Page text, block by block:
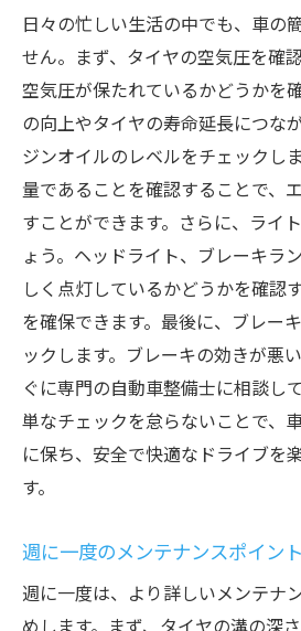
日々の忙しい生活の中でも、車の
せん。まず、タイヤの空気圧を確
空気圧が保たれているかどうかを
の向上やタイヤの寿命延長につな
ジンオイルのレベルをチェックし
量であることを確認することで、
すことができます。さらに、ライ
ょう。ヘッドライト、ブレーキラ
しく点灯しているかどうかを確認
を確保できます。最後に、ブレー
ックします。ブレーキの効きが悪
ぐに専門の自動車整備士に相談し
単なチェックを怠らないことで、
に保ち、安全で快適なドライブを
す。
週に一度のメンテナンスポイント
週に一度は、より詳しいメンテナ
めします。まず、タイヤの溝の深